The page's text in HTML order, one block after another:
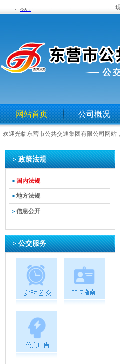
网站首页 公司概况
欢迎光临东营市公共交通集团有限公司网站
> 政策法规
> 国内法规
> 地方法规
> 信息公开
> 公交服务